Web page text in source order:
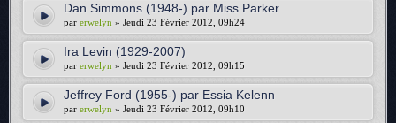
Dan Simmons (1948-) par Miss Parker
par erwelyn » Jeudi 23 Février 2012, 09h24
Ira Levin (1929-2007)
par erwelyn » Jeudi 23 Février 2012, 09h15
Jeffrey Ford (1955-) par Essia Kelenn
par erwelyn » Jeudi 23 Février 2012, 09h10